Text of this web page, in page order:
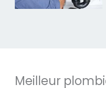
Meilleur